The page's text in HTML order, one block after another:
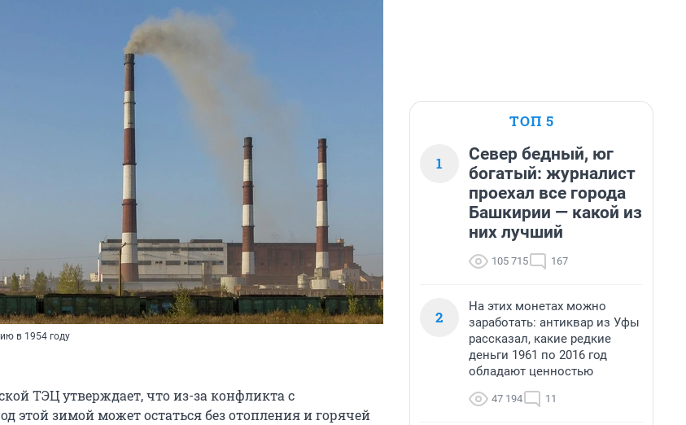
в 1954 году
ТЭЦ утверждает, что из-за конфликта с
этой зимой может остаться без отопления и горячей
ТОП 5
1
Север бедный, юг
богатый: журналист
проехал все города
Башкирии — какой из
них лучший
105 715 167
2
На этих монетах можно
заработать: антиквар из Уфы
рассказал, какие редкие
деньги 1961 по 2016 год
обладают ценностью
47 194 11